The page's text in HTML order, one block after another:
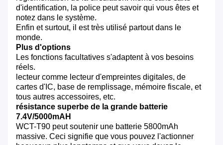
d'identification, la police peut savoir qui vous êtes et
notez dans le système.
Enfin et surtout, il est très utilisé partout dans le
monde.
Plus d'options
Les fonctions facultatives s'adaptent à vos besoins
réels.
lecteur comme lecteur d'empreintes digitales, de
cartes d'IC, base de remplissage, mémoire fiscale, et
tous autres accessoires, etc.
résistance superbe de la grande batterie
7.4V/5000mAH
WCT-T90 peut soutenir une batterie 5800mAh
massive. Ceci signifie que vous pouvez l'actionner